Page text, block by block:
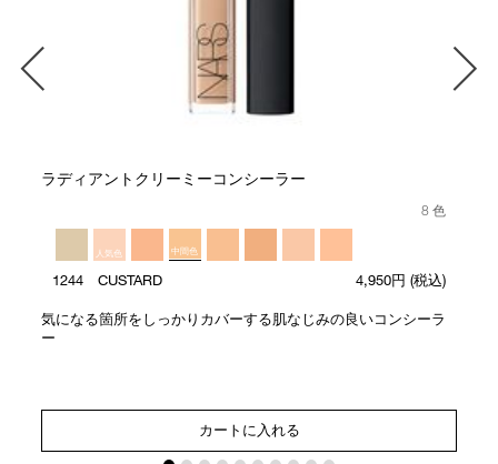
ラディアントクリーミーコンシーラー
8 色
人気色 中間色
1244 CUSTARD 4,950円 (税込)
気になる箇所をしっかりカバーする肌なじみの良いコンシーラ
ー
カートに入れる